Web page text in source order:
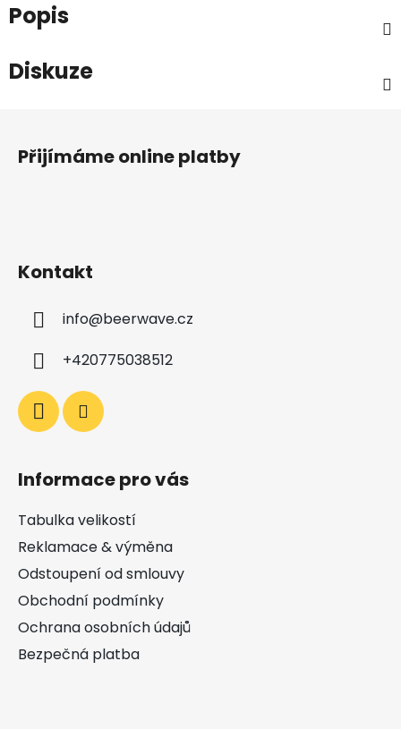
Popis
Diskuze
Přijímáme online platby
Kontakt
info@beerwave.cz
+420775038512
Informace pro vás
Tabulka velikostí
Reklamace & výměna
Odstoupení od smlouvy
Obchodní podmínky
Ochrana osobních údajů
Bezpečná platba